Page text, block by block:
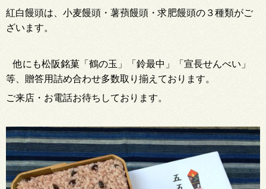
紅白饅頭は、小麦饅頭・ 薯蕷饅頭 ・求肥饅頭の３種類がご
ざいます。
他にも松阪銘菓「鶴の玉」「鈴最中」「宣長せんべい」
等、贈答用詰め合わせ多数取り揃えております。
ご来店・お電話お待ちしております。